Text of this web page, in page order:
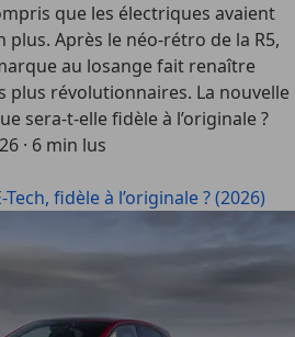
que les électriques avaient
plus. Après le néo-rétro de la R5,
au losange fait renaître
plus révolutionnaires. La nouvelle
sera-t-elle fidèle à l’originale ?
· 6 min lus
fidèle à l’originale ? (2026)